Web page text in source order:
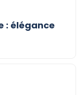
: élégance